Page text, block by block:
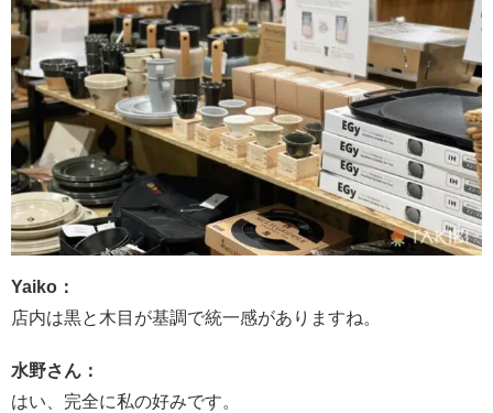
Yaiko：
店内は黒と木目が基調で統一感がありますね。
水野さん：
はい、完全に私の好みです。